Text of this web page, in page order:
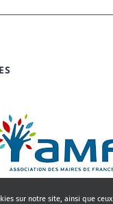
sur notre site, ainsi que ceux